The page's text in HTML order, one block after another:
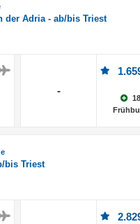
der Adria - ab/bis Triest
-
bis Triest